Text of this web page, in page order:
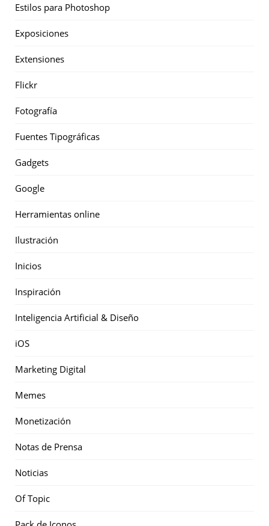
Estilos para Photoshop
Exposiciones
Extensiones
Flickr
Fotografía
Fuentes Tipográficas
Gadgets
Google
Herramientas online
Ilustración
Inicios
Inspiración
Inteligencia Artificial & Diseño
iOS
Marketing Digital
Memes
Monetización
Notas de Prensa
Noticias
Of Topic